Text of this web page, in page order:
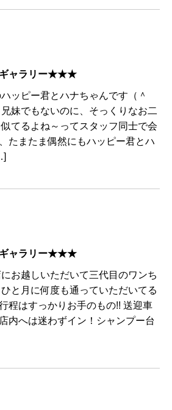
ギャラリー★★★
ッピー君とハナちゃんです（＾
妹でもないのに、そっくりなお二
てるよね～ってスタッフ同士で会
たまたま偶然にもハッピー君とハ
ギャラリー★★★
お越しいただいて三代目のワンち
と月に何度も通っていただいてる
程はすっかりお手のもの!! 送迎車
内へは迷わずイン！シャンプー台